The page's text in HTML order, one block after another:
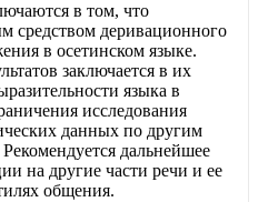
в том, что
средством деривационного
в осетинском языке.
заключается в их
языка в
исследования
данных по другим
дальнейшее
на другие части речи и ее
общения.